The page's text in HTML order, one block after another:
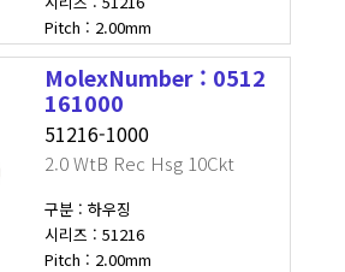
Pitch : 2.00mm
MolexNumber : 0512
161000
51216-1000
2.0 WtB Rec Hsg 10Ckt
구분 : 하우징
시리즈 : 51216
Pitch : 2.00mm